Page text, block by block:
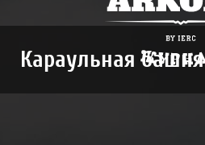
Караульная башня